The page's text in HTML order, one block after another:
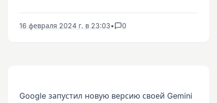
16 февраля 2024 г. в 23:03• 0
Google запустил новую версию своей Gemini